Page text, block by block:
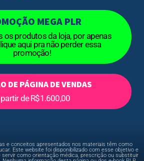
MEGA PLR
os produtos da loja, por apenas
aqui pra não perder essa
promoção!
DE PÁGINA DE VENDAS
de R$1.600,00
e conceitos apresentados nos materiais têm como
Este website foi disponibilizado com esse objetivo e
como orientação médica, prescrição ou substituir